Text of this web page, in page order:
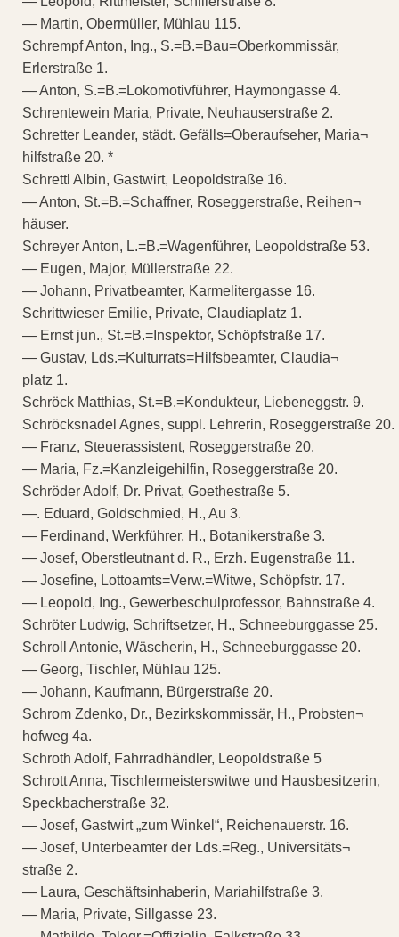
— Martin, Obermüller, Mühlau 115.
Schrempf Anton, Ing., S.=B.=Bau=Oberkommissär,
Erlerstraße 1.
— Anton, S.=B.=Lokomotivführer, Haymongasse 4.
Schrentewein Maria, Private, Neuhauserstraße 2.
Schretter Leander, städt. Gefälls=Oberaufseher, Maria¬
hilfstraße 20. *
Schrettl Albin, Gastwirt, Leopoldstraße 16.
— Anton, St.=B.=Schaffner, Roseggerstraße, Reihen¬
häuser.
Schreyer Anton, L.=B.=Wagenführer, Leopoldstraße 53.
— Eugen, Major, Müllerstraße 22.
— Johann, Privatbeamter, Karmelitergasse 16.
Schrittwieser Emilie, Private, Claudiaplatz 1.
— Ernst jun., St.=B.=Inspektor, Schöpfstraße 17.
— Gustav, Lds.=Kulturrats=Hilfsbeamter, Claudia¬
platz 1.
Schröck Matthias, St.=B.=Kondukteur, Liebeneggstr. 9.
Schröcksnadel Agnes, suppl. Lehrerin, Roseggerstraße 20.
— Franz, Steuerassistent, Roseggerstraße 20.
— Maria, Fz.=Kanzleigehilfin, Roseggerstraße 20.
Schröder Adolf, Dr. Privat, Goethestraße 5.
—. Eduard, Goldschmied, H., Au 3.
— Ferdinand, Werkführer, H., Botanikerstraße 3.
— Josef, Oberstleutnant d. R., Erzh. Eugenstraße 11.
— Josefine, Lottoamts=Verw.=Witwe, Schöpfstr. 17.
— Leopold, Ing., Gewerbeschulprofessor, Bahnstraße 4.
Schröter Ludwig, Schriftsetzer, H., Schneeburggasse 25.
Schroll Antonie, Wäscherin, H., Schneeburggasse 20.
— Georg, Tischler, Mühlau 125.
— Johann, Kaufmann, Bürgerstraße 20.
Schrom Zdenko, Dr., Bezirkskommissär, H., Probsten¬
hofweg 4a.
Schroth Adolf, Fahrradhändler, Leopoldstraße 5
Schrott Anna, Tischlermeisterswitwe und Hausbesitzerin,
Speckbacherstraße 32.
— Josef, Gastwirt „zum Winkel“, Reichenauerstr. 16.
— Josef, Unterbeamter der Lds.=Reg., Universitäts¬
straße 2.
— Laura, Geschäftsinhaberin, Mariahilfstraße 3.
— Maria, Private, Sillgasse 23.